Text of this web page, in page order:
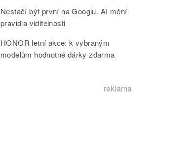
Nestačí být první na Googlu. AI mění
pravidla viditelnosti
HONOR letní akce: k vybraným
modelům hodnotné dárky zdarma
reklama